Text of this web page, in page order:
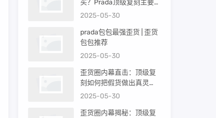
买？Prada顶级复刻主要渠
道盘点
2025-05-30
prada包包最强歪货 | 歪货
包包推荐
2025-05-30
歪货圈内幕直击：顶级复
刻如何把假货做出真灵
魂？
2025-05-30
歪货圈内幕揭秘：顶级复